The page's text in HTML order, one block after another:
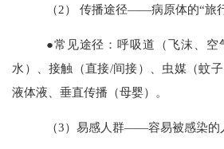
（2） 传播途径——病原体的“旅
●常见途径：呼吸道（飞沫、空
水）、接触（直接/间接）、虫媒（蚊
液体液、垂直传播（母婴）。
（3） 易感人群——容易被感染的